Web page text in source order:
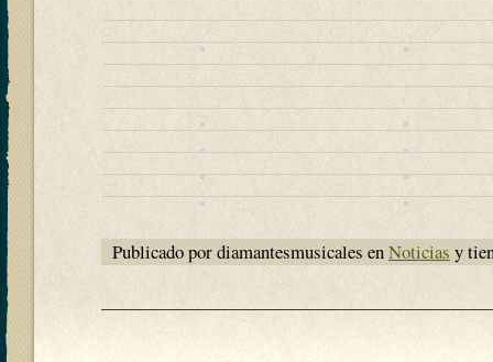
Publicado por diamantesmusicales enNoticias y